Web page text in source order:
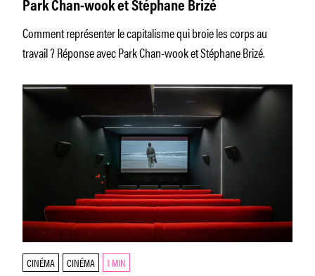
Park Chan-wook et Stéphane Brizé
Comment représenter le capitalisme qui broie les corps au
travail ? Réponse avec Park Chan-wook et Stéphane Brizé.
CINÉMA CINÉMA 1 MIN